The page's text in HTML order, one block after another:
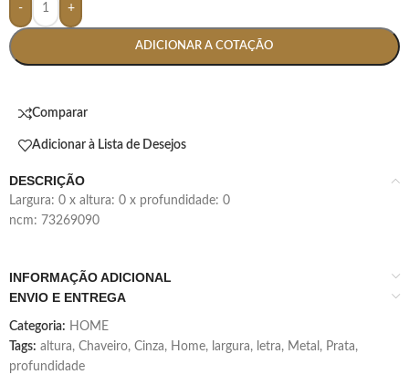
- +
ADICIONAR A COTAÇÃO
Comparar
Adicionar à Lista de Desejos
DESCRIÇÃO
largura: 0 x altura: 0 x profundidade: 0
ncm: 73269090
INFORMAÇÃO ADICIONAL
ENVIO E ENTREGA
Categoria: HOME
Tags: altura, Chaveiro, Cinza, Home, largura, letra, Metal , Prata,
profundidade